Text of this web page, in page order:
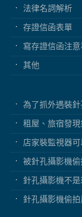
法律名詞解析
存證信函表單
寫存證信函注意
其他
為了抓外遇裝
線之隔
租屋、旅宿發
保？
店家裝監視器
任
被針孔攝影機
事求償
針孔攝影機不
針孔攝影機偷